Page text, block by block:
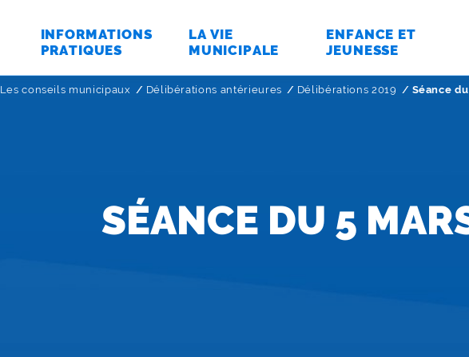
INFORMATIONS
PRATIQUES
LA VIE
MUNICIPALE
ENFANCE ET
JEUNESSE
Les conseils municipaux Délibérations antérieures Délibérations 2019 Page
Séance
SÉANCE DU 5